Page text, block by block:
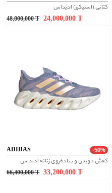
کتانی (اسنیکرز) ادیداس
48,000,000 T 24,000,000
ADIDAS -50%
کفش دویدن و پیاده‌روی زنانه ادیداس
66,400,000 T 33,200,000